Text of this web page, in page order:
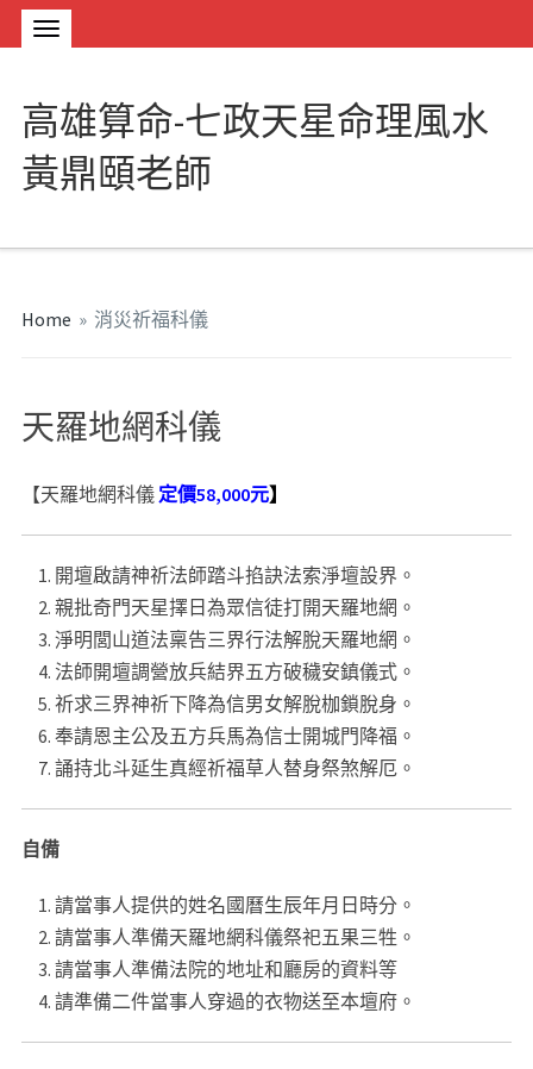
高雄算命-七政天星命理風水
黃鼎頤老師
Home » 消災祈福科儀
天羅地網科儀
【天羅地網科儀 定價58,000元】
開壇啟請神祈法師踏斗掐訣法索淨壇設界。
親批奇門天星擇日為眾信徒打開天羅地網。
淨明閭山道法稟告三界行法解脫天羅地網。
法師開壇調營放兵結界五方破穢安鎮儀式。
祈求三界神祈下降為信男女解脫枷鎖脫身。
奉請恩主公及五方兵馬為信士開城門降福。
誦持北斗延生真經祈福草人替身祭煞解厄。
自備
請當事人提供的姓名國曆生辰年月日時分。
請當事人準備天羅地網科儀祭祀五果三牲。
請當事人準備法院的地址和廳房的資料等
請準備二件當事人穿過的衣物送至本壇府。